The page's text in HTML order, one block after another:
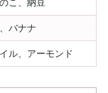
こ、納豆
バナナ
ル、アーモンド